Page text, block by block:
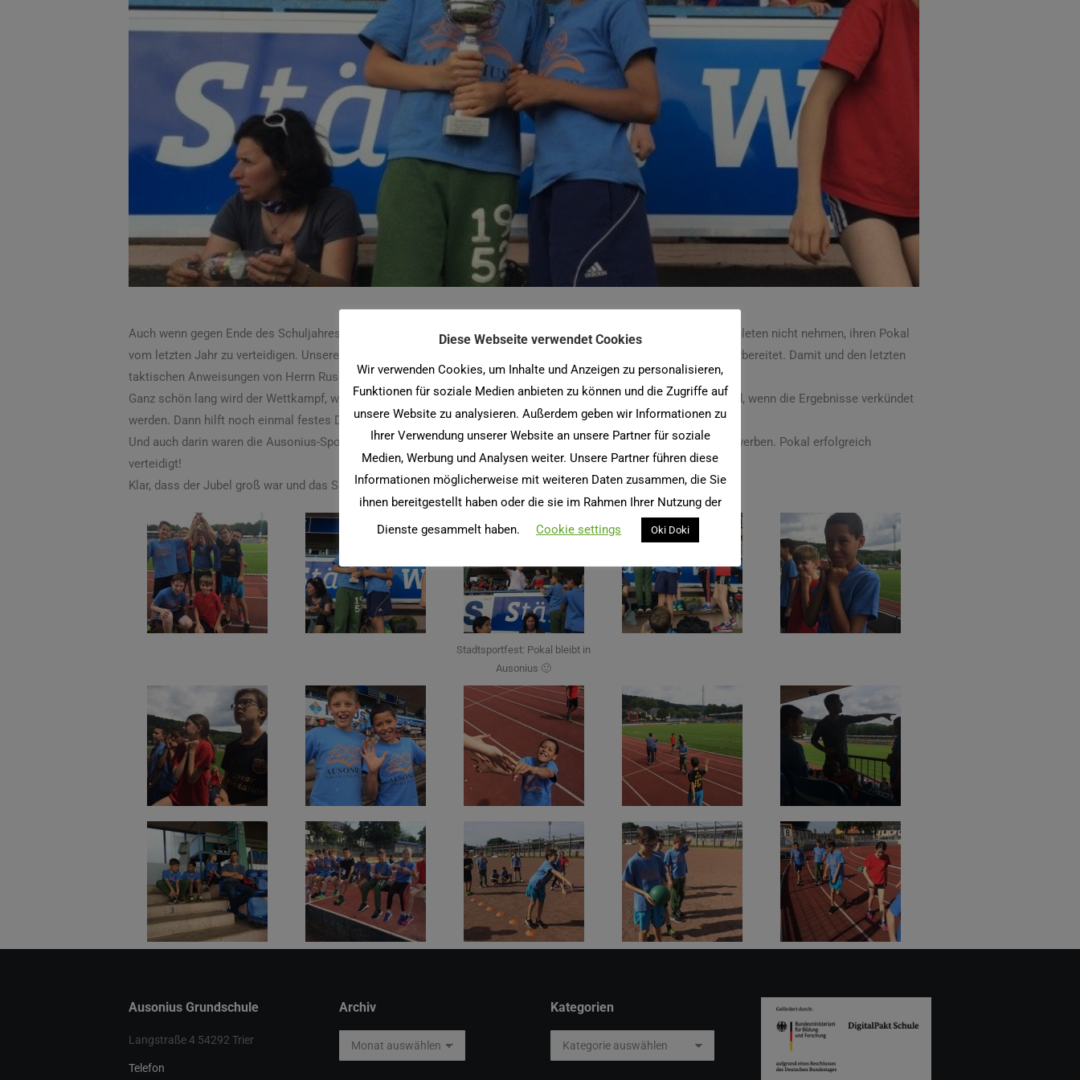
Auch wenn gegen Ende des Schuljahres die Termine ganz schön eng werden, ließen es sich die Ausonius-Leichtathleten nicht nehmen, ihren Pokal
vom letzten Jahr zu verteidigen. Unsere 9 besten Läufer, Werfer und Springer aus den 4. Klassen hatten sich gut vorbereitet. Damit und den letzten
taktischen Anweisungen von Herrn Ruschel gingen sie an den Start der 6 Disziplinen.
Ganz schön lang wird der Wettkampf, weil keiner weiß, wo er liegt. Und ganz am Ende wird es dann super spannend, wenn die Ergebnisse verkündet
werden. Dann hilft noch einmal festes Daumendrücken!
Und auch darin waren die Ausonius-Sportler spitze. Fünf mal erster Platz und einmal zweiter Platz in den 6 Wettbewerben. Pokal erfolgreich
verteidigt!
Klar, dass der Jubel groß war und das Sieger-Eis für alle besonders gut schmeckte 🙂
Stadtsportfest: Pokal bleibt in
Ausonius 🙂
Ausonius Grundschule
Langstraße 4 54292 Trier
Telefon
Archiv
Archiv
Kategorien
Kategorien
Diese Webseite verwendet Cookies
Wir verwenden Cookies, um Inhalte und Anzeigen zu personalisieren,
Funktionen für soziale Medien anbieten zu können und die Zugriffe auf
unsere Website zu analysieren. Außerdem geben wir Informationen zu
Ihrer Verwendung unserer Website an unsere Partner für soziale
Medien, Werbung und Analysen weiter. Unsere Partner führen diese
Informationen möglicherweise mit weiteren Daten zusammen, die Sie
ihnen bereitgestellt haben oder die sie im Rahmen Ihrer Nutzung der
Dienste gesammelt haben.
Cookie settings Oki Doki